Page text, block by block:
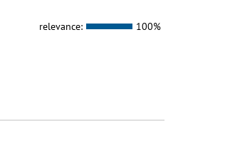
relevance: 100%